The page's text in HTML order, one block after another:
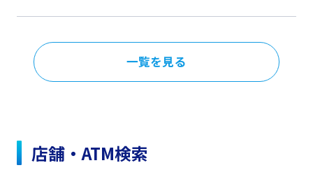
よくあるご質問 チャットで相談
個人のお客さま
一覧を見る
店舗・ATM検索